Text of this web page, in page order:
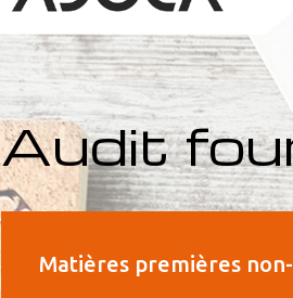
Audit
Matières premières